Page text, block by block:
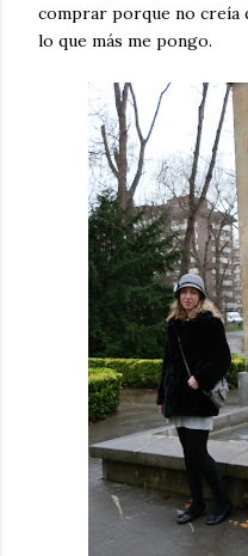
comprar porque no creía
lo que más me pongo.